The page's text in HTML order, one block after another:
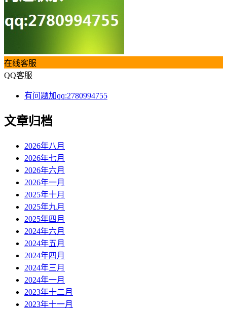
在线客服
QQ客服
有问题加qq:2780994755
文章归档
2026年八月
2026年七月
2026年六月
2026年一月
2025年十月
2025年九月
2025年四月
2024年六月
2024年五月
2024年四月
2024年三月
2024年一月
2023年十二月
2023年十一月